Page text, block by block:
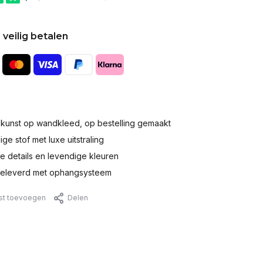
veilig betalen
op wandkleed, op bestelling gemaakt
stof met luxe uitstraling
details en levendige kleuren
met ophangsysteem
toevoegen Delen